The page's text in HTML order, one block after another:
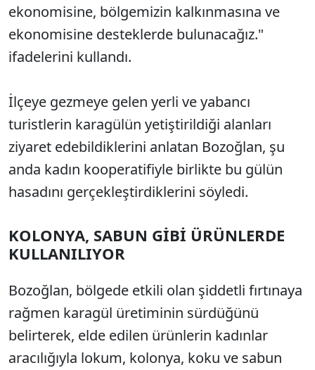
ekonomisine, bölgemizin kalkınmasına ve
ekonomisine desteklerde bulunacağız."
ifadelerini kullandı.
İlçeye gezmeye gelen yerli ve yabancı
turistlerin karagülün yetiştirildiği alanları
ziyaret edebildiklerini anlatan Bozoğlan, şu
anda kadın kooperatifiyle birlikte bu gülün
hasadını gerçekleştirdiklerini söyledi.
KOLONYA, SABUN GİBİ ÜRÜNLERDE
KULLANILIYOR
Bozoğlan, bölgede etkili olan şiddetli fırtınaya
rağmen karagül üretiminin sürdüğünü
belirterek, elde edilen ürünlerin kadınlar
aracılığıyla lokum, kolonya, koku ve sabun